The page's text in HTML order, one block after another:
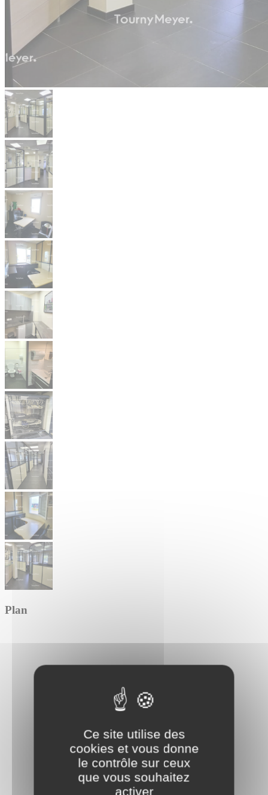
Ce site utilise des
cookies et vous donne
le contrôle sur ceux
que vous souhaitez
activer
Plan